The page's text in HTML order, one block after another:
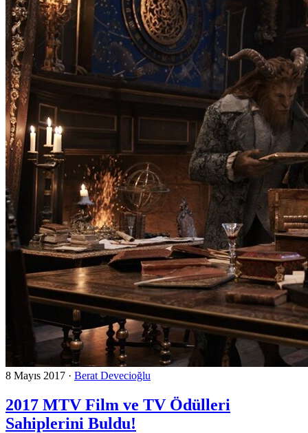
8 Mayıs 2017 · Berat Devecioğlu
2017 MTV Film ve TV Ödülleri
Sahiplerini Buldu!